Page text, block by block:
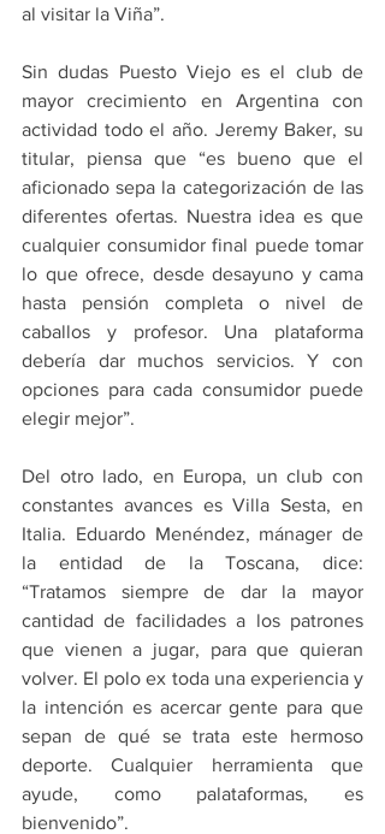
al visitar la Viña”.
Sin dudas Puesto Viejo es el club de
mayor crecimiento en Argentina con
actividad todo el año. Jeremy Baker, su
titular, piensa que “es bueno que el
aficionado sepa la categorización de las
diferentes ofertas. Nuestra idea es que
cualquier consumidor final puede tomar
lo que ofrece, desde desayuno y cama
hasta pensión completa o nivel de
caballos y profesor. Una plataforma
debería dar muchos servicios. Y con
opciones para cada consumidor puede
elegir mejor”.
Del otro lado, en Europa, un club con
constantes avances es Villa Sesta, en
Italia. Eduardo Menéndez, mánager de
la entidad de la Toscana, dice:
“Tratamos siempre de dar la mayor
cantidad de facilidades a los patrones
que vienen a jugar, para que quieran
volver. El polo ex toda una experiencia y
la intención es acercar gente para que
sepan de qué se trata este hermoso
deporte. Cualquier herramienta que
ayude, como palataformas, es
bienvenido”.